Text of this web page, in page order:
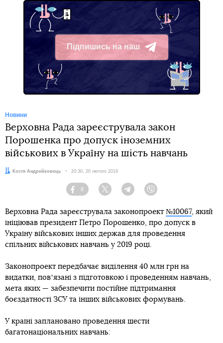
Підпишись на наш
Telegram
Новини
Верховна Рада зареєструвала закон
Порошенка про допуск іноземних
військових в Україну на шість навчань
Автор:Костя Андрейковець Дата:
20:30, 20 лютого 2019
Facebook
8
Twitter TelegramViber
Верховна Рада зареєструвала законопроект №10067, який
ініціював президент Петро Порошенко, про допуск в
Україну військових інших держав для проведення
спільних військових навчань у 2019 році.
Законопроект передбачає виділення 40 млн грн на
видатки, повʼязані з підготовкою і проведенням навчань,
мета яких — забезпечити постійне підтримання
боєздатності ЗСУ та інших військових формувань.
У країні заплановано проведення шести
багатонаціональних навчань: